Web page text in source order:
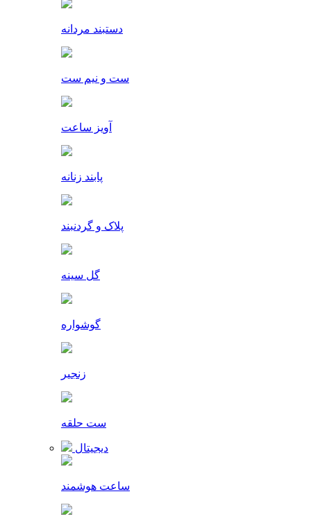
دستبند مردانه
ست و نیم ست
آویز ساعت
پابند زنانه
پلاک و گردنبند
گل سینه
گوشواره
زنجیر
ست حلقه
دیجیتال
ساعت هوشمند